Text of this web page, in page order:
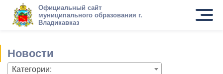
Официальный сайт
муниципального образования г.
Владикавказ
Новости
Категории: